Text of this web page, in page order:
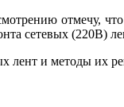
отмечу,
сетевых (220В)